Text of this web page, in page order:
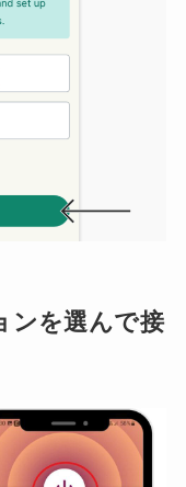
ンを選んで接